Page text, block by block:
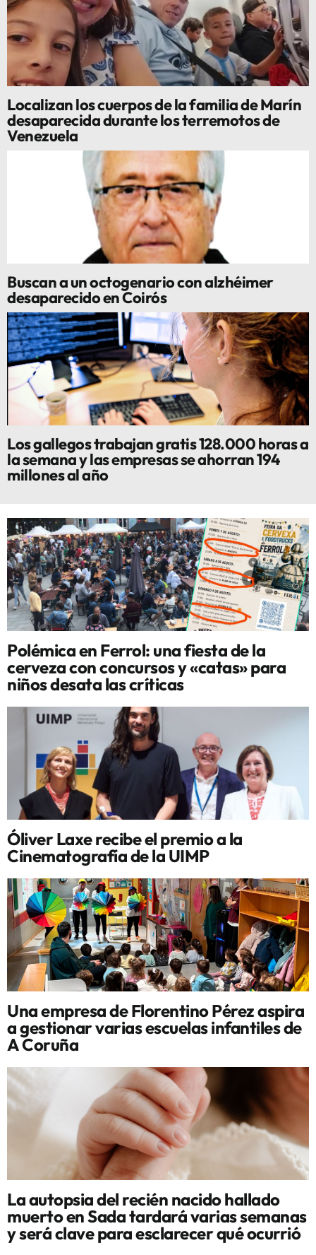
Localizan los cuerpos de la familia de Marín
desaparecida durante los terremotos de
Venezuela
Buscan a un octogenario con alzhéimer
desaparecido en Coirós
Los gallegos trabajan gratis 128.000 horas a
la semana y las empresas se ahorran 194
millones al año
Polémica en Ferrol: una fiesta de la
cerveza con concursos y «catas» para
niños desata las críticas
Óliver Laxe recibe el premio a la
Cinematografía de la UIMP
Una empresa de Florentino Pérez aspira
a gestionar varias escuelas infantiles de
A Coruña
La autopsia del recién nacido hallado
muerto en Sada tardará varias semanas
y será clave para esclarecer qué ocurrió